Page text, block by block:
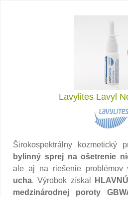
Lavylites Lavyl
Širokospektrálny kozmetický
bylinný sprej na ošetrenie
ale aj na riešenie problémov
ucha. Výrobok získal
medzinárodnej poroty